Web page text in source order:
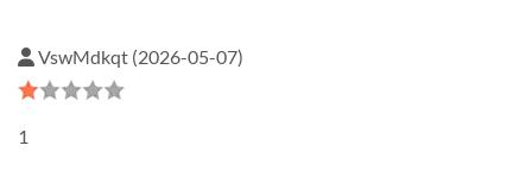
VswMdkqt (2026-05-07)
1